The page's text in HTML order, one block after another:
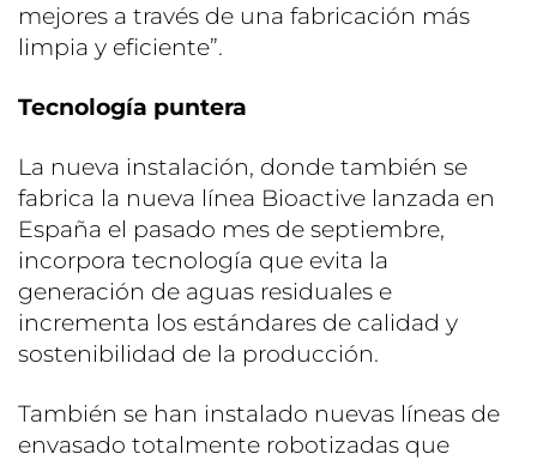
mejores a través de una fabricación más
limpia y eficiente”.
Tecnología puntera
La nueva instalación, donde también se
fabrica la nueva línea Bioactive lanzada en
España el pasado mes de septiembre,
incorpora tecnología que evita la
generación de aguas residuales e
incrementa los estándares de calidad y
sostenibilidad de la producción.
También se han instalado nuevas líneas de
envasado totalmente robotizadas que